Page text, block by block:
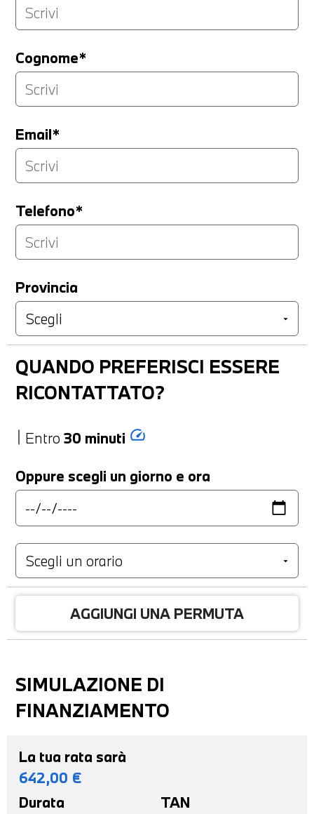
Cognome*
Email*
Telefono*
Provincia
QUANDO PREFERISCI ESSERE
RICONTATTATO?
Entro 30 minuti speed
Oppure scegli un giorno e ora
AGGIUNGI UNA PERMUTA
SIMULAZIONE DI
FINANZIAMENTO
La tua rata sarà
642,00 €
Durata
TAN